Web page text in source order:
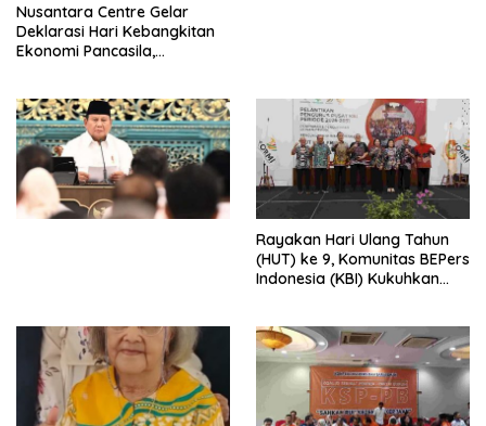
Nusantara Centre Gelar
Deklarasi Hari Kebangkitan
Ekonomi Pancasila,
Penjajahan (Pergolakan
Ekonomi Politik Indonesia) &
Simposium Nasional “Urgensi
Undang-Undang
Perekonomian Nasional dan
Kesejahteraan Sosial dalam
Rayakan Hari Ulang Tahun
(HUT) ke 9, Komunitas BEPers
Indonesia (KBI) Kukuhkan
Tema: “Penguatan dan
Pengembangan Organisasi
KBI yang Berbasis Riset di
seluruh Indonesia dan
Mancanegara”.